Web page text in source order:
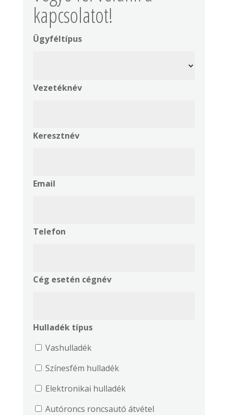
kapcsolatot!
Ügyféltípus
Vezetéknév
Keresztnév
Email
Telefon
Cég esetén cégnév
Hulladék típus
Vashulladék
Színesfém hulladék
Elektronikai hulladék
Autóroncs roncsautó átvétel